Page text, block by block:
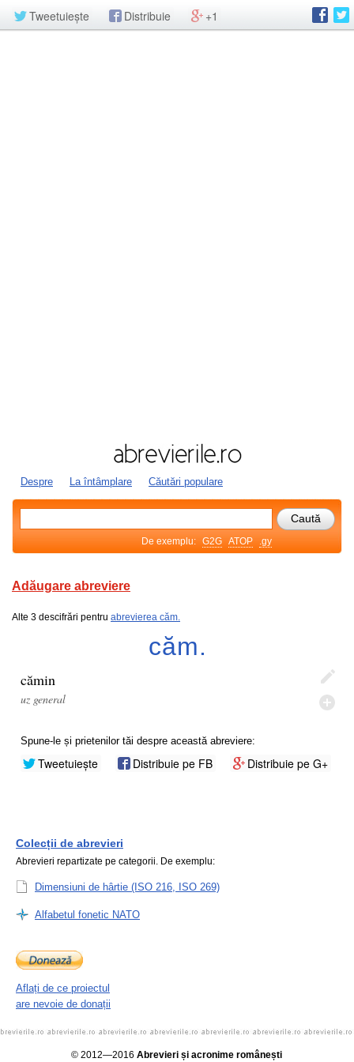
Tweetuiește Distribuie +1
Despre La întâmplare Căutări populare
De exemplu: G2G ATOP .gy
Adăugare abreviere
Alte 3 descifrări pentru abrevierea căm.
căm.
cămin
uz general
Spune-le și prietenilor tăi despre această abreviere:
Tweetuiește Distribuie pe FB Distribuie pe G+
Colecții de abrevieri
Abrevieri repartizate pe categorii. De exemplu:
Dimensiuni de hârtie (ISO 216, ISO 269)
Alfabetul fonetic NATO
Aflați de ce proiectul
are nevoie de donații
© 2012—2016 Abrevieri și acronime românești